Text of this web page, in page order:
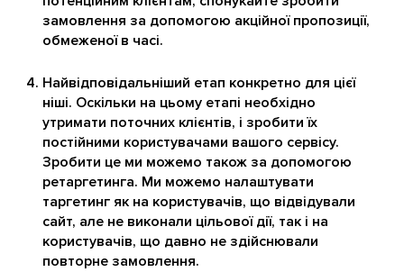
замовлення за допомогою акційної пропозиції,
обмеженої в часі.
Найвідповідальніший етап конкретно для цієї
ніші. Оскільки на цьому етапі необхідно
утримати поточних клієнтів, і зробити їх
постійними користувачами вашого сервісу.
Зробити це ми можемо також за допомогою
ретаргетинга. Ми можемо налаштувати
таргетинг як на користувачів, що відвідували
сайт, але не виконали цільової дії, так і на
користувачів, що давно не здійснювали
повторне замовлення.